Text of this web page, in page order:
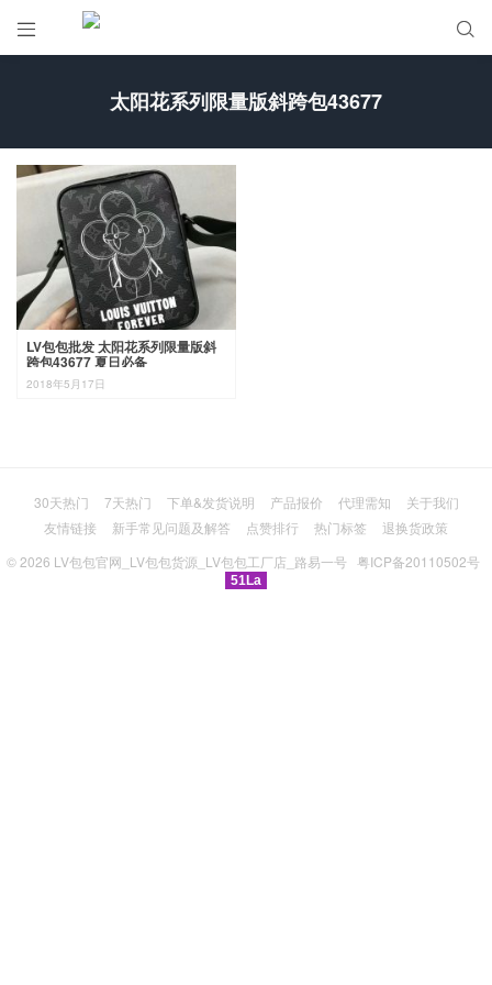
 
太阳花系列限量版斜跨包43677
LV包包批发 太阳花系列限量版斜
跨包43677 夏日必备
2018年5月17日
30天热门 7天热门 下单&发货说明 产品报价 代理需知
关于我们
友情链接
新手常见问题及解答 点赞排行 热门标签
退换货政策
© 2026 LV包包官网_LV包包货源_LV包包工厂店_路易一号 粤ICP备20110502号
51La